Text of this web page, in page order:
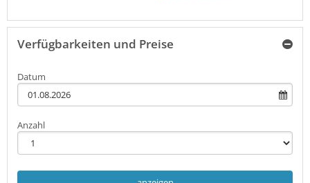
Verfügbarkeiten und Preise
Datum
Anzahl